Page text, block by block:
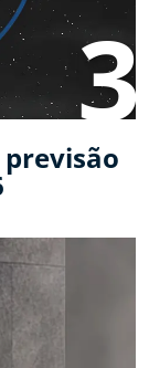
3
previsão